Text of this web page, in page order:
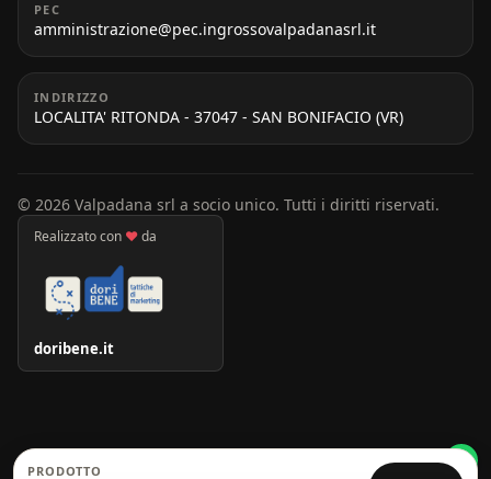
PEC
amministrazione@pec.ingrossovalpadanasrl.it
INDIRIZZO
LOCALITA' RITONDA - 37047 - SAN BONIFACIO (VR)
© 2026 Valpadana srl a socio unico. Tutti i diritti riservati.
Realizzato con ♥da
doribene.it
PRODOTTO